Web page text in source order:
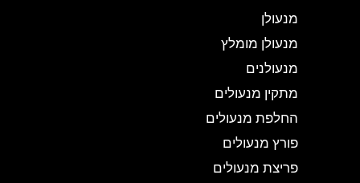
מנעולן
מנעולן מומלץ
מנעולנים
מתקין מנעולים
החלפת מנעולים
פורץ מנעולים
פריצת מנעולים